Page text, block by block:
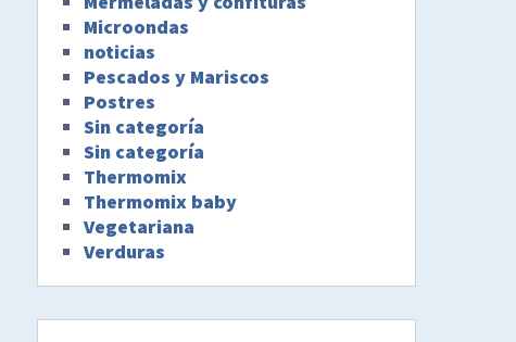
Microondas
noticias
Pescados y Mariscos
Postres
Sin categoría
Sin categoría
Thermomix
Thermomix baby
Vegetariana
Verduras